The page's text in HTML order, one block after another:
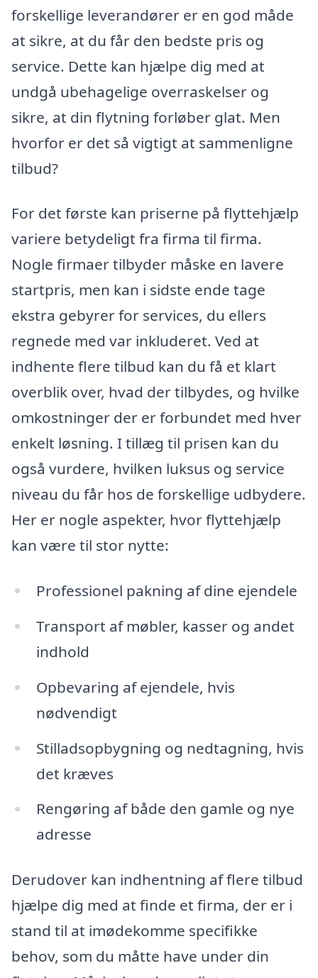
forskellige leverandører er en god måde
at sikre, at du får den bedste pris og
service. Dette kan hjælpe dig med at
undgå ubehagelige overraskelser og
sikre, at din flytning forløber glat. Men
hvorfor er det så vigtigt at sammenligne
tilbud?
For det første kan priserne på flyttehjælp
variere betydeligt fra firma til firma.
Nogle firmaer tilbyder måske en lavere
startpris, men kan i sidste ende tage
ekstra gebyrer for services, du ellers
regnede med var inkluderet. Ved at
indhente flere tilbud kan du få et klart
overblik over, hvad der tilbydes, og hvilke
omkostninger der er forbundet med hver
enkelt løsning. I tillæg til prisen kan du
også vurdere, hvilken luksus og service
niveau du får hos de forskellige udbydere.
Her er nogle aspekter, hvor flyttehjælp
kan være til stor nytte:
Professionel pakning af dine ejendele
Transport af møbler, kasser og andet
indhold
Opbevaring af ejendele, hvis
nødvendigt
Stilladsopbygning og nedtagning, hvis
det kræves
Rengøring af både den gamle og nye
adresse
Derudover kan indhentning af flere tilbud
hjælpe dig med at finde et firma, der er i
stand til at imødekomme specifikke
behov, som du måtte have under din